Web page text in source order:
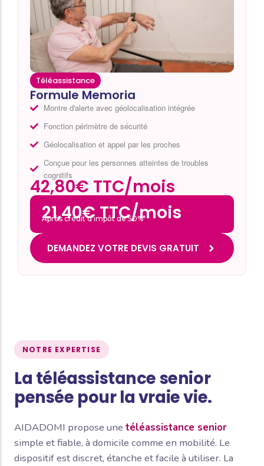
Téléassistance
Formule Memoria
Montre d'alerte avec géolocalisation intégrée
Fonction périmètre de sécurité
Géolocalisation et appel par les proches
Conçue pour les personnes atteintes de troubles
cognitifs
42,80€ TTC/mois
21,40€ TTC/mois
Après crédit d’impôt de 50%*
DEMANDEZ VOTRE DEVIS GRATUIT
NOTRE EXPERTISE
La téléassistance senior
pensée pour la vraie vie.
AIDADOMI propose une téléassistance senior
simple et fiable, à domicile comme en mobilité. Le
dispositif est discret, étanche et facile à utiliser. La